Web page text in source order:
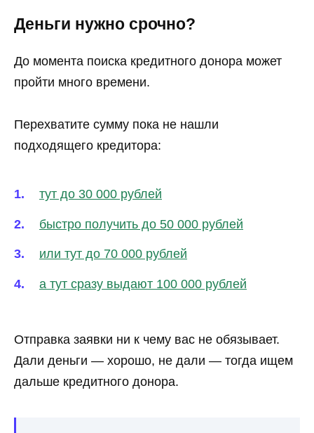
Деньги нужно срочно?
До момента поиска кредитного донора может
пройти много времени.
Перехватите сумму пока не нашли
подходящего кредитора:
тут до 30 000 рублей
быстро получить до 50 000 рублей
или тут до 70 000 рублей
а тут сразу выдают 100 000 рублей
Отправка заявки ни к чему вас не обязывает.
Дали деньги — хорошо, не дали — тогда ищем
дальше кредитного донора.